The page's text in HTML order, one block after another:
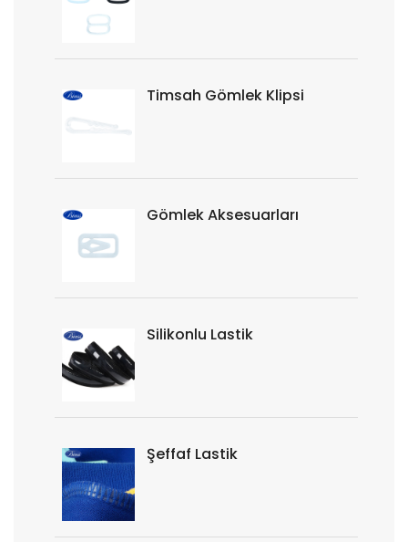
Timsah Gömlek Klipsi
Gömlek Aksesuarları
Silikonlu Lastik
Şeffaf Lastik